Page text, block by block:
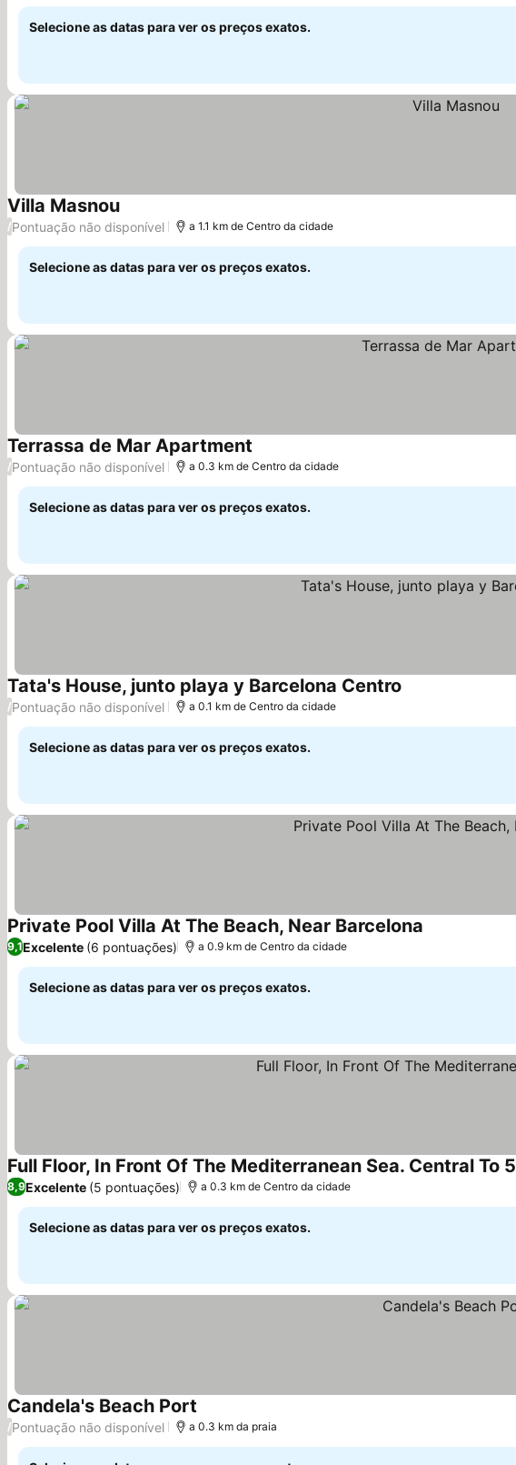
Selecione as datas para ver os preços exatos.
Villa MasnouVer preços
/Pontuação não disponível a 1.1 km de Centro da cidade
Selecione as datas para ver os preços exatos.
Terrassa de Mar Apartment
/Pontuação não disponível a 0.3 km de Centro da cidade
Selecione as datas para ver os preços exatos.
Tata's House, junto playa y Barcelona Centro
/Pontuação não disponível a 0.1 km de Centro da cidade
Selecione as datas para ver os preços exatos.
Private Pool Villa At The Beach, Near Barcelona
9,1Excelente (6 pontuações) a 0.9 km de Centro da cidade
Selecione as datas para ver os preços exatos.
Full Floor, In Front Of The Mediterranean Sea. Central To 5
8,9Excelente (5 pontuações) a 0.3 km de Centro da cidade
Selecione as datas para ver os preços exatos.
Candela's Beach Port
/Pontuação não disponível a 0.3 km da praia